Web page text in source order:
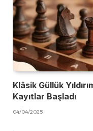
Klâsik Güllük
Kayıtlar Başladı
04/04/2025